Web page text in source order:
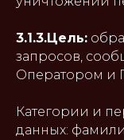
3.1.3.Цель:
запросов,
Оператором и
Категории и
данных: